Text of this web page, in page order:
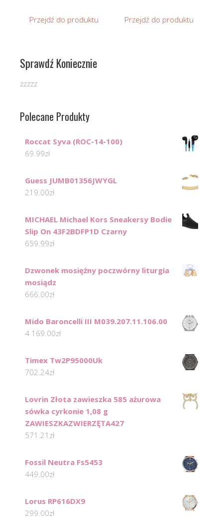
Przejdź do produktu Przejdź do produktu
Sprawdź Koniecznie
zzzzz
Polecane Produkty
Roccat Syva (ROC-14-100)
69.99zł
Guess JUMB01356JWYGL
219.00zł
MICHAEL Michael Kors Sneakersy Bodie
Slip On 43F2BDFP1D Czarny
659.99zł
Dzwonek mosiężny poczwórny liturgia
mosiądz
666.00zł
Mido Baroncelli III M039.207.11.106.00
4 169.00zł
Timex Tw2P95000Uk
702.24zł
Lovrin Złota zawieszka 585 ażurowa
sówka cyrkonie 1,08 g
ZAWIESZKAZWIERZĘTA427
571.21 zł
Fossil Neutra Fs5453
449.00zł
Lorus RP616DX9
299.00zł